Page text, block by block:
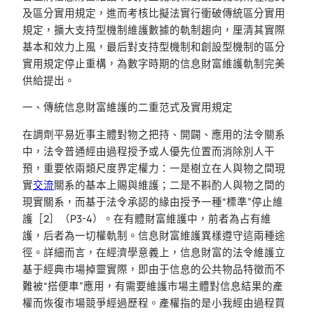
及區分實用規定，進而考核比擬法實行衝破傳統區分實用
規定，擴大支持型機制維護數據的軌制趨向，厘清其實際
基本和效力上風，最后對支持型機制和創設型機制的區分
實用規定停止重構，為數字時期的信息財富維護軌制完美
供給提出。
一、傳統信息財富維護的二重范式及實用規定
在調劑平易近事主體對物之把持、開闢、應用的法令關系
中，法令普通經由過程授予或人優先位置而消除別人干
預，重要依兩類尺度界定權力：一是樹立在人與物之間現
實交流關系的基本上賜與維護；二是不斟酌人與物之間的
現實關系，而基于法令承認的緣由授予一種“標準”停止維
護［2］（P3-4）。在有體財富維護中，前者為占有維
護，后者為一切權軌制。信息財富維護異樣遵守這兩種途
徑。詳細而言，在經濟學意義上，信息財富的法令維護立
基于經典市場掉靈實際，即由于信息的公共物品特徵而不
難被“搭便車”應用，有需要維護市場主體對信息結果的產
權而恢復市場競爭經過歷程。產權指的是小我經由過程買